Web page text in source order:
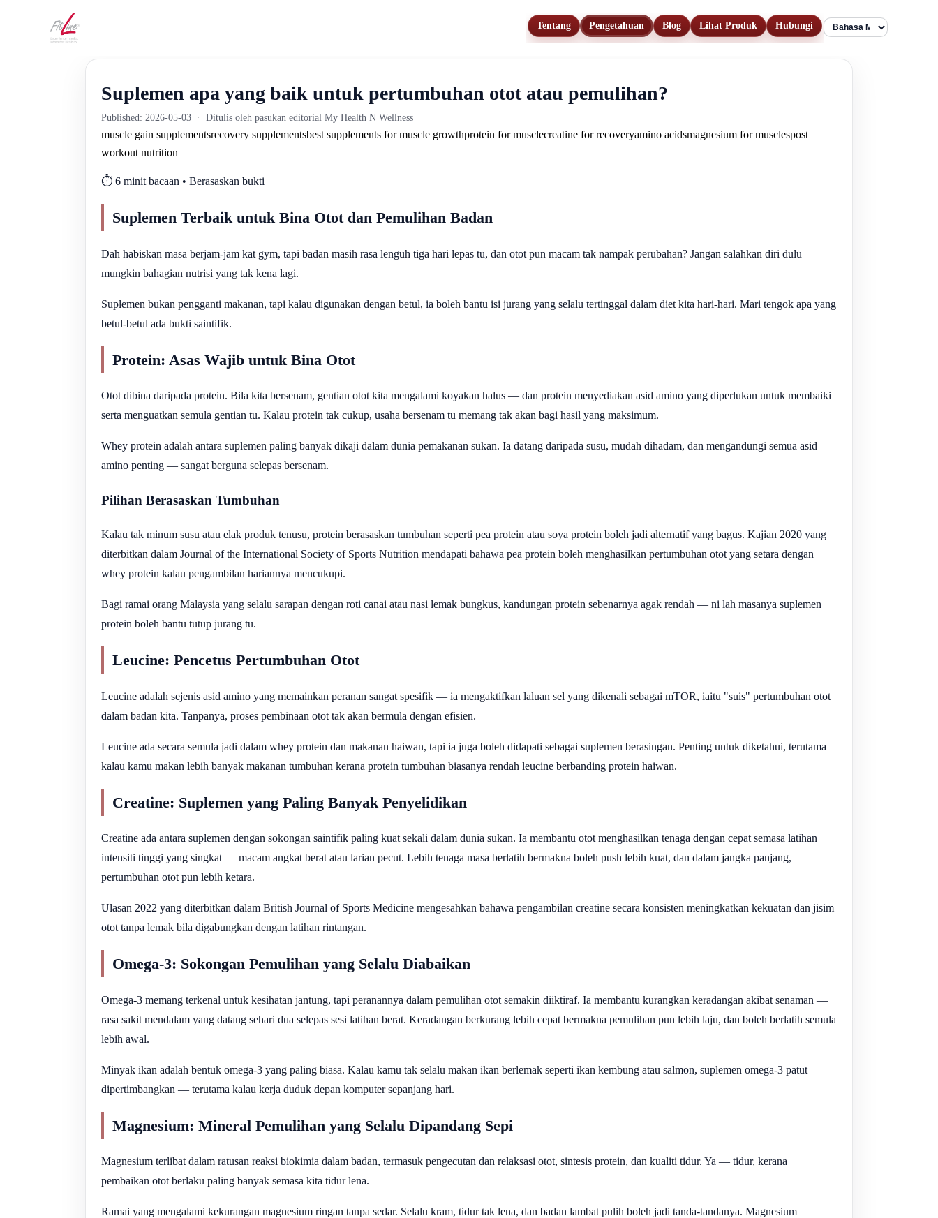
Tentang Pengetahuan Blog Lihat Produk
Hubungi
Language
Suplemen apa yang baik untuk pertumbuhan otot atau pemulihan?
Published: 2026-05-03 · Ditulis oleh pasukan editorial My Health N Wellness
muscle gain supplementsrecovery supplementsbest supplements for muscle growthprotein for musclecreatine for recoveryamino acidsmagnesium for musclespost
workout nutrition
⏱️ 6 minit bacaan • Berasaskan bukti
Suplemen Terbaik untuk Bina Otot dan Pemulihan Badan
Dah habiskan masa berjam-jam kat gym, tapi badan masih rasa lenguh tiga hari lepas tu, dan otot pun macam tak nampak perubahan? Jangan salahkan diri dulu —
mungkin bahagian nutrisi yang tak kena lagi.
Suplemen bukan pengganti makanan, tapi kalau digunakan dengan betul, ia boleh bantu isi jurang yang selalu tertinggal dalam diet kita hari-hari. Mari tengok apa yang
betul-betul ada bukti saintifik.
Protein: Asas Wajib untuk Bina Otot
Otot dibina daripada protein. Bila kita bersenam, gentian otot kita mengalami koyakan halus — dan protein menyediakan asid amino yang diperlukan untuk membaiki
serta menguatkan semula gentian tu. Kalau protein tak cukup, usaha bersenam tu memang tak akan bagi hasil yang maksimum.
Whey protein adalah antara suplemen paling banyak dikaji dalam dunia pemakanan sukan. Ia datang daripada susu, mudah dihadam, dan mengandungi semua asid
amino penting — sangat berguna selepas bersenam.
Pilihan Berasaskan Tumbuhan
Kalau tak minum susu atau elak produk tenusu, protein berasaskan tumbuhan seperti pea protein atau soya protein boleh jadi alternatif yang bagus. Kajian 2020 yang
diterbitkan dalam Journal of the International Society of Sports Nutrition mendapati bahawa pea protein boleh menghasilkan pertumbuhan otot yang setara dengan
whey protein kalau pengambilan hariannya mencukupi.
Bagi ramai orang Malaysia yang selalu sarapan dengan roti canai atau nasi lemak bungkus, kandungan protein sebenarnya agak rendah — ni lah masanya suplemen
protein boleh bantu tutup jurang tu.
Leucine: Pencetus Pertumbuhan Otot
Leucine adalah sejenis asid amino yang memainkan peranan sangat spesifik — ia mengaktifkan laluan sel yang dikenali sebagai mTOR, iaitu "suis" pertumbuhan otot
dalam badan kita. Tanpanya, proses pembinaan otot tak akan bermula dengan efisien.
Leucine ada secara semula jadi dalam whey protein dan makanan haiwan, tapi ia juga boleh didapati sebagai suplemen berasingan. Penting untuk diketahui, terutama
kalau kamu makan lebih banyak makanan tumbuhan kerana protein tumbuhan biasanya rendah leucine berbanding protein haiwan.
Creatine: Suplemen yang Paling Banyak Penyelidikan
Creatine ada antara suplemen dengan sokongan saintifik paling kuat sekali dalam dunia sukan. Ia membantu otot menghasilkan tenaga dengan cepat semasa latihan
intensiti tinggi yang singkat — macam angkat berat atau larian pecut. Lebih tenaga masa berlatih bermakna boleh push lebih kuat, dan dalam jangka panjang,
pertumbuhan otot pun lebih ketara.
Ulasan 2022 yang diterbitkan dalam British Journal of Sports Medicine mengesahkan bahawa pengambilan creatine secara konsisten meningkatkan kekuatan dan jisim
otot tanpa lemak bila digabungkan dengan latihan rintangan.
Omega-3: Sokongan Pemulihan yang Selalu Diabaikan
Omega-3 memang terkenal untuk kesihatan jantung, tapi peranannya dalam pemulihan otot semakin diiktiraf. Ia membantu kurangkan keradangan akibat senaman —
rasa sakit mendalam yang datang sehari dua selepas sesi latihan berat. Keradangan berkurang lebih cepat bermakna pemulihan pun lebih laju, dan boleh berlatih semula
lebih awal.
Minyak ikan adalah bentuk omega-3 yang paling biasa. Kalau kamu tak selalu makan ikan berlemak seperti ikan kembung atau salmon, suplemen omega-3 patut
dipertimbangkan — terutama kalau kerja duduk depan komputer sepanjang hari.
Magnesium: Mineral Pemulihan yang Selalu Dipandang Sepi
Magnesium terlibat dalam ratusan reaksi biokimia dalam badan, termasuk pengecutan dan relaksasi otot, sintesis protein, dan kualiti tidur. Ya — tidur, kerana
pembaikan otot berlaku paling banyak semasa kita tidur lena.
Ramai yang mengalami kekurangan magnesium ringan tanpa sedar. Selalu kram, tidur tak lena, dan badan lambat pulih boleh jadi tanda-tandanya. Magnesium